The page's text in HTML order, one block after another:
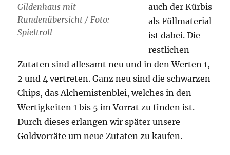
Gildenhaus mit
Rundenübersicht / Foto:
Spieltroll
auch der Kürbis
als Füllmaterial
ist dabei. Die
restlichen
Zutaten sind allesamt neu und in den Werten 1,
2 und 4 vertreten. Ganz neu sind die schwarzen
Chips, das Alchemistenblei, welches in den
Wertigkeiten 1 bis 5 im Vorrat zu finden ist.
Durch dieses erlangen wir später unsere
Goldvorräte um neue Zutaten zu kaufen.